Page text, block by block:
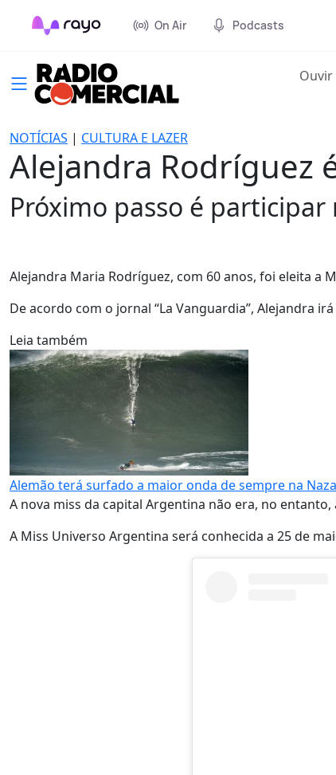
On Air Podcasts
Ouvir
NOTÍCIAS | CULTURA E LAZER
Alejandra Rodríguez
Próximo passo é
Alejandra Maria Rodríguez, com 60 anos, foi eleita a
De acordo com o jornal “La Vanguardia”, Alejandra
Leia também
Alemão terá surfado a maior onda de sempre na
A nova miss da capital Argentina não era, no
A Miss Universo Argentina será conhecida a 25 de